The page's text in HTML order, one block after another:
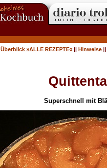
Überblick »ALLE REZEPTE« || Hinweise ||
Superschnell mit